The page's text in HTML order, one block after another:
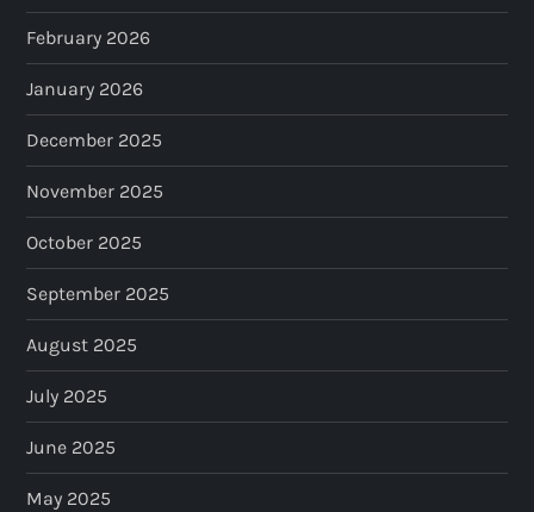
February 2026
January 2026
December 2025
November 2025
October 2025
September 2025
August 2025
July 2025
June 2025
May 2025